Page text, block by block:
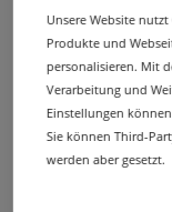
Option,
und die
Mehr
Unsere Website
Produkte und
personalisieren. Mit
Verarbeitung und
Einstellungen
Sie können Third-
werden aber gesetzt.